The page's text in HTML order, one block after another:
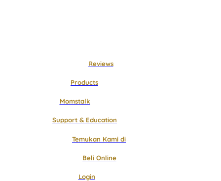
Reviews
Products
Momstalk
Support & Education
Temukan Kami di
Beli Online
Login